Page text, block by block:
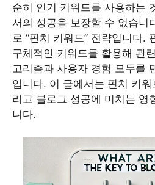
순히 인기 키워드를 사용하는
서의 성공을 보장할 수 없습니
로 “핀치 키워드” 전략입니다.
구체적인 키워드를 활용해 관
고리즘과 사용자 경험 모두를
입니다. 이 글에서는 핀치 키
리고 블로그 성공에 미치는 영
니다.